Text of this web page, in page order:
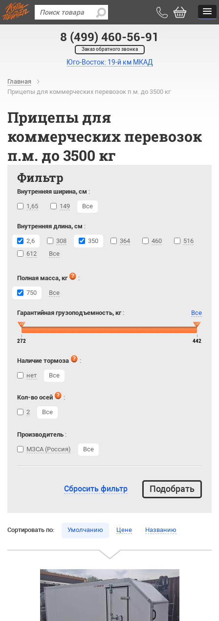
8 (499) 460-56-91
Заказ обратного звонка
Юго-Восток: 19-й км МКАД
Главная
Прицепы для коммерческих перевозок п.м. до 3500 кг
Прицепы для
коммерческих перевозок
п.м. до 3500 кг
Фильтр
Внутренняя ширина, см :
1,65
149 Все
Внутренняя длина, см :
2,6
308 350 364 460
516
612
Все
Полная масса, кг
:
750
Все
Гарантийная грузоподъемность, кг: Все
272 442
Наличие тормоза
:
нет
Все
Кол-во осей
:
2
Все
Производитель :
МЗСА (Россия)
Все
Сбросить фильтр
Сортировать по: Умолчанию Цене Названию